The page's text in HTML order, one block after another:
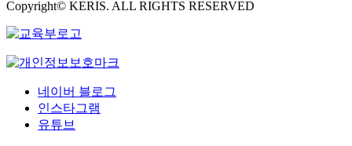
Copyright© KERIS. ALL RIGHTS RESERVED
네이버 블로그
인스타그램
유튜브